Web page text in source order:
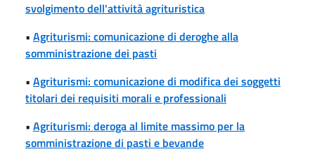
svolgimento dell'attività agrituristica
• Agriturismi: comunicazione di deroghe alla
somministrazione dei pasti
• Agriturismi: comunicazione di modifica dei soggetti
titolari dei requisiti morali e professionali
• Agriturismi: deroga al limite massimo per la
somministrazione di pasti e bevande